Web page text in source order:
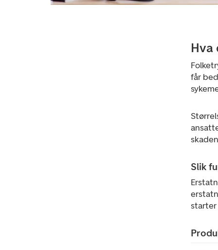
Hva
får
Slik